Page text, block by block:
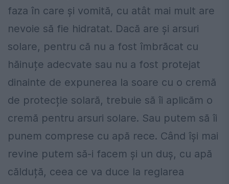
faza în care și vomită, cu atât mai mult are
nevoie să fie hidratat. Dacă are și arsuri
solare, pentru că nu a fost îmbrăcat cu
hăinuțe adecvate sau nu a fost protejat
dinainte de expunerea la soare cu o cremă
de protecție solară, trebuie să îi aplicăm o
cremă pentru arsuri solare. Sau putem să îi
punem comprese cu apă rece. Când își mai
revine putem să-i facem și un duș, cu apă
călduță, ceea ce va duce la reglarea